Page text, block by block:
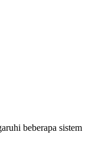
beberapa sistem